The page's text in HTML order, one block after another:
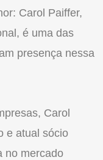
Carol Paiffer,
é uma das
presença nessa
Carol
e atual sócio
no mercado